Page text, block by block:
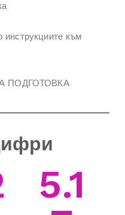
инструкциите към
ПОДГОТОВКА
5.1